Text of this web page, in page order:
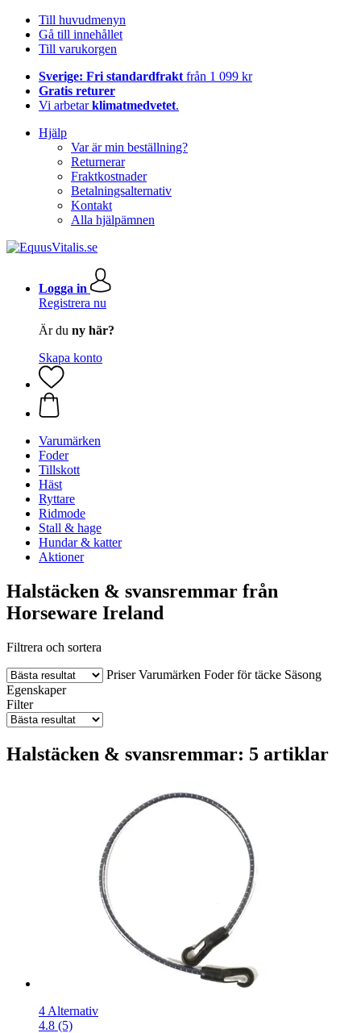
Till huvudmenyn
Gå till innehållet
Till varukorgen
Sverige: Fri standardfrakt från 1 099 kr
Gratis returer
Vi arbetarklimatmedvetet.
Hjälp
Var är min beställning?
Returnerar
Fraktkostnader
Betalningsalternativ
Kontakt
Alla hjälpämnen
Logga in
Registrera nu
Är du ny här?
Skapa konto
Varumärken
Foder
Tillskott
Häst
Ryttare
Ridmode
Stall & hage
Hundar & katter
Aktioner
Halstäcken & svansremmar från
Horseware Ireland
Filtrera och sortera
Priser Varumärken Foder för täcke Säsong
Egenskaper
Filter
Halstäcken & svansremmar: 5 artiklar
4 Alternativ
4.8 (5)